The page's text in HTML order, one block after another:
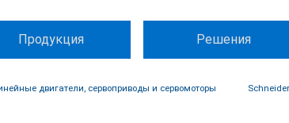
Продукция Решения
двигатели, сервоприводы и сервомоторы